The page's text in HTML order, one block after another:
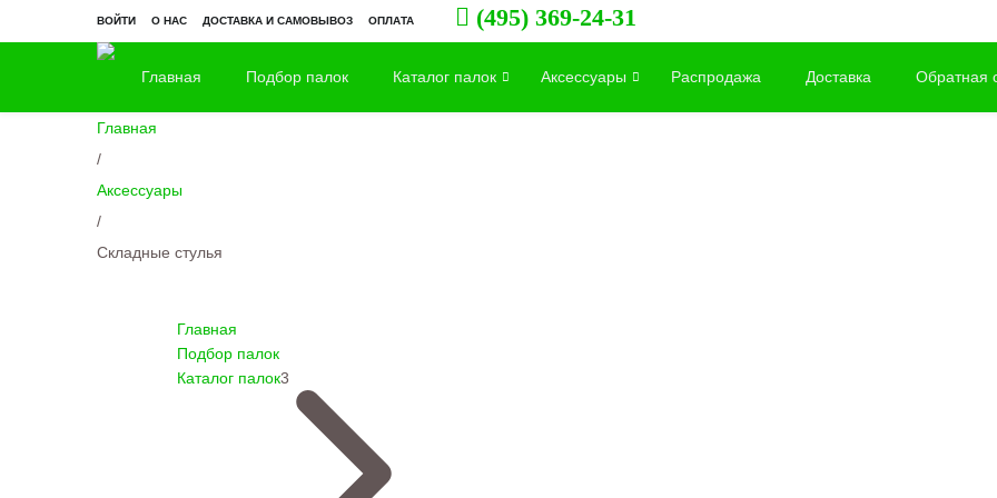
ВОЙТИ О НАС ДОСТАВКА И САМОВЫВОЗ ОПЛАТА (495) 369-24-31
Главная Подбор палок Каталог палок Аксессуары Распродажа Доставка Обратная
Главная
/
Аксессуары
/
Складные стулья
Главная
Подбор палок
Каталог палок3